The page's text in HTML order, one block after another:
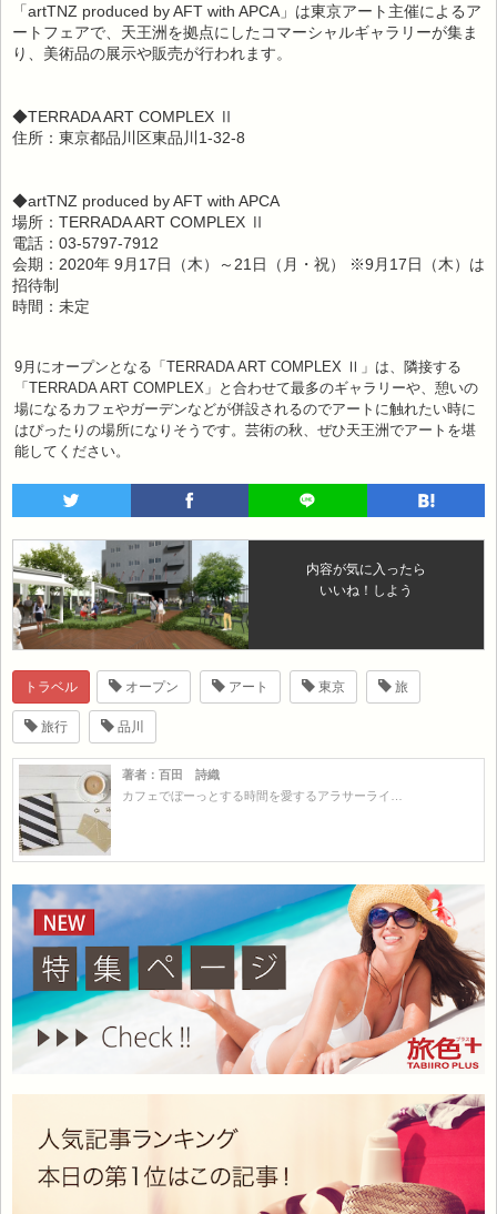
「artTNZ produced by AFT with APCA」は東京アート主催によるア
ートフェアで、天王洲を拠点にしたコマーシャルギャラリーが集ま
り、美術品の展示や販売が行われます。
◆TERRADA ART COMPLEX Ⅱ
住所：東京都品川区東品川1-32-8
◆artTNZ produced by AFT with APCA
場所：TERRADA ART COMPLEX Ⅱ
電話：03-5797-7912
会期：2020年 9月17日（木）～21日（月・祝） ※9月17日（木）は
招待制
時間：未定
9月にオープンとなる「TERRADA ART COMPLEX Ⅱ」は、隣接する
「TERRADA ART COMPLEX」と合わせて最多のギャラリーや、憩いの
場になるカフェやガーデンなどが併設されるのでアートに触れたい時に
はぴったりの場所になりそうです。芸術の秋、ぜひ天王洲でアートを堪
能してください。
内容が気に入ったら
いいね！しよう
トラベル オープン アート 東京 旅
旅行 品川
著者：百田 詩織
カフェでぼーっとする時間を愛するアラサーライ…